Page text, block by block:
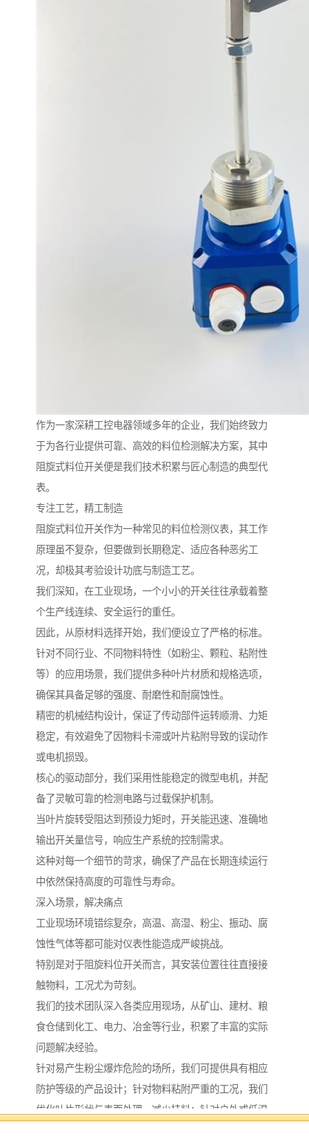
作为一家深耕工控电器领域多年的企业，我们始终致力
于为各行业提供可靠、高效的料位检测解决方案，其中
阻旋式料位开关便是我们技术积累与匠心制造的典型代
表。
专注工艺，精工制造
阻旋式料位开关作为一种常见的料位检测仪表，其工作
原理虽不复杂，但要做到长期稳定、适应各种恶劣工
况，却极其考验设计功底与制造工艺。
我们深知，在工业现场，一个小小的开关往往承载着整
个生产线连续、安全运行的重任。
因此，从原材料选择开始，我们便设立了严格的标准。
针对不同行业、不同物料特性（如粉尘、颗粒、粘附性
等）的应用场景，我们提供多种叶片材质和规格选项，
确保其具备足够的强度、耐磨性和耐腐蚀性。
精密的机械结构设计，保证了传动部件运转顺滑、力矩
稳定，有效避免了因物料卡滞或叶片粘附导致的误动作
或电机损毁。
核心的驱动部分，我们采用性能稳定的微型电机，并配
备了灵敏可靠的检测电路与过载保护机制。
当叶片旋转受阻达到预设力矩时，开关能迅速、准确地
输出开关量信号，响应生产系统的控制需求。
这种对每一个细节的苛求，确保了产品在长期连续运行
中依然保持高度的可靠性与寿命。
深入场景，解决痛点
工业现场环境错综复杂，高温、高湿、粉尘、振动、腐
蚀性气体等都可能对仪表性能造成严峻挑战。
特别是对于阻旋料位开关而言，其安装位置往往直接接
触物料，工况尤为苛刻。
我们的技术团队深入各类应用现场，从矿山、建材、粮
食仓储到化工、电力、冶金等行业，积累了丰富的实际
问题解决经验。
针对易产生粉尘爆炸危险的场所，我们可提供具有相应
防护等级的产品设计；针对物料粘附严重的工况，我们
优化叶片形状与表面处理，减少挂料；针对户外或低温